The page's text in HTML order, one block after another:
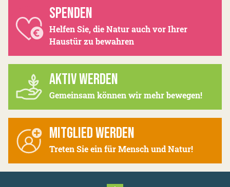
SPENDEN
Helfen Sie, die Natur auch vor Ihrer
Haustür zu bewahren
AKTIV WERDEN
Gemeinsam können wir mehr bewegen!
MITGLIED WERDEN
Treten Sie ein für Mensch und Natur!